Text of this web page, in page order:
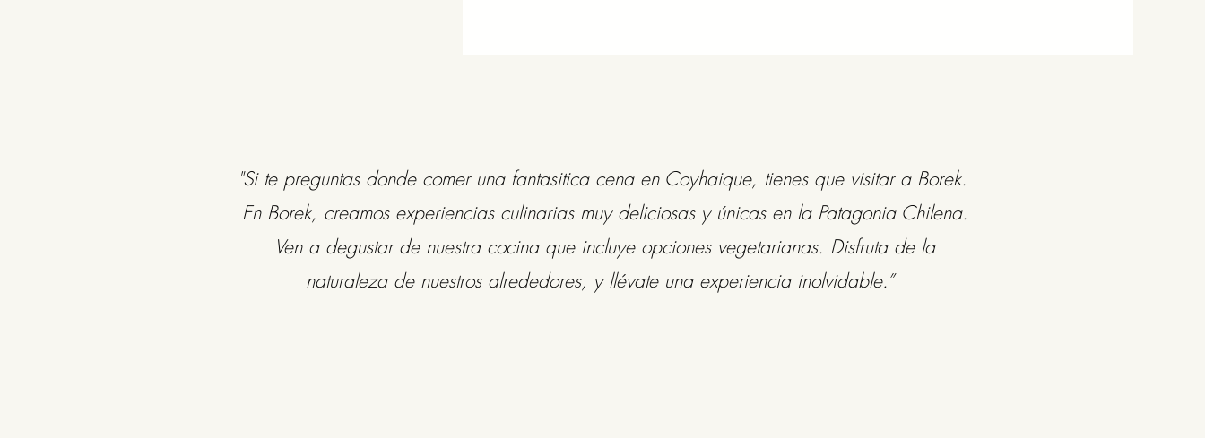
"Si te preguntas donde comer una fantasitica cena en Coyhaique, tienes que visitar a Borek.
En Borek, creamos experiencias culinarias muy deliciosas y únicas en la Patagonia Chilena.
Ven a degustar de nuestra cocina que incluye opciones vegetarianas. Disfruta de la
naturaleza de nuestros alrededores, y llévate una experiencia inolvidable.”